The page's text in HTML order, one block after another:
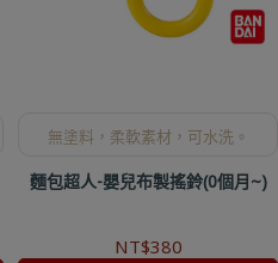
無塗料，柔軟素材，可水洗。
麵包超人-嬰兒布製搖鈴(0個月~)
NT$380